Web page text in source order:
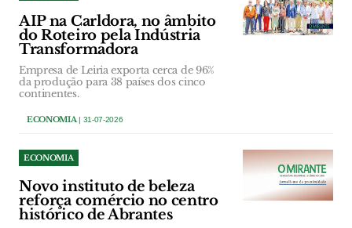
AIP na Carldora, no âmbito
do Roteiro pela Indústria
Transformadora
Empresa de Leiria exporta cerca de 96%
da produção para 38 países dos cinco
continentes.
ECONOMIA| 31-07-2026
ECONOMIA
Novo instituto de beleza
reforça comércio no centro
histórico de Abrantes